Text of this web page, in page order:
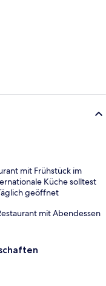
mit Frühstück im
Küche solltest
geöffnet
mit Abendessen